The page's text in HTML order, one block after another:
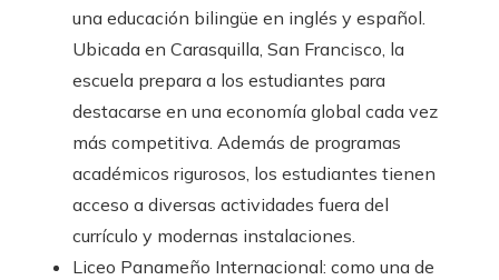
una educación bilingüe en inglés y español.
Ubicada en Carasquilla, San Francisco, la
escuela prepara a los estudiantes para
destacarse en una economía global cada vez
más competitiva. Además de programas
académicos rigurosos, los estudiantes tienen
acceso a diversas actividades fuera del
currículo y modernas instalaciones.
Liceo Panameño Internacional: como una de